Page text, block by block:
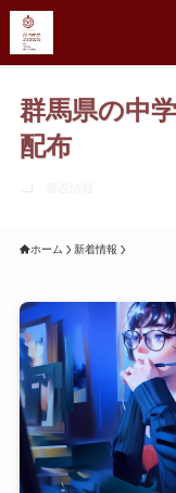
群馬県の中
配布
ホーム 新着情報